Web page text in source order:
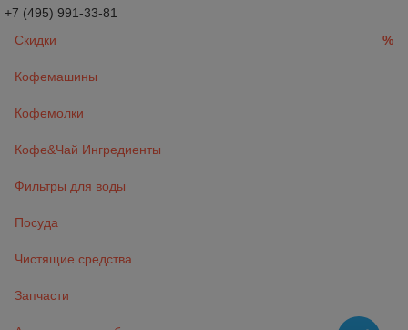
+7 (495) 991-33-81
Скидки
%
Кофемашины
Кофемолки
Кофе&Чай Ингредиенты
Фильтры для воды
Посуда
Чистящие средства
Запчасти